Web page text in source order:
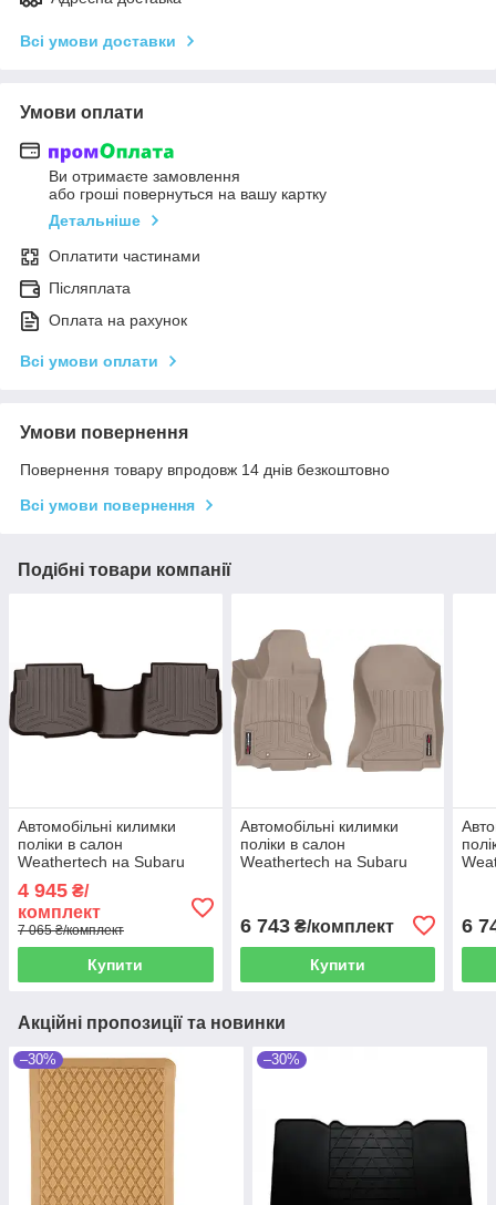
Всі умови доставки
Умови оплати
Ви отримаєте замовлення
або гроші повернуться на вашу картку
Детальніше
Оплатити частинами
Післяплата
Оплата на рахунок
Всі умови оплати
Умови повернення
Повернення товару впродовж 14 днів безкоштовно
Всі умови повернення
Подібні товари компанії
Автомобільні килимки
поліки в салон
Weathertech на Subaru
Субару Легаси
4 945 ₴/
комплект
7 065 ₴/комплект
Купити
Автомобільні килимки
поліки в салон
Weathertech на Subaru
6 743₴/комплект
Купити
6
Акційні пропозиції та новинки
–30% –30%